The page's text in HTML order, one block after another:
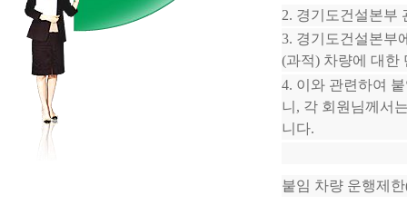
2. 경기도건설본부
3. 경기도건설본부
(과적) 차량에 대한
4. 이와 관련하여
니 , 각 회원님께서
니다.
붙임 차량 운행제한